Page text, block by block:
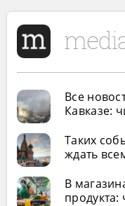
Все
Кавказе:
Таких
ждать
В
продукта: